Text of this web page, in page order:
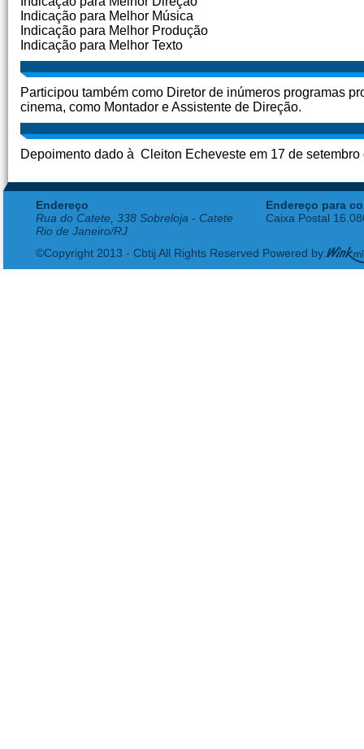
Indicação para Melhor Música
Indicação para Melhor Produção
Indicação para Melhor Texto
Participou também como Diretor de inúmeros programas
cinema, como Montador e Assistente de Direção.
Depoimento dado à Cleiton Echeveste em 17 de
Endereço
Rua do Catete, 338 Sobreloja - Catete
Rio de Janeiro/RJ
Endereço para
Caixa Postal
©Copyright 2013 - Cbtij All Rights Reserved Powered by: